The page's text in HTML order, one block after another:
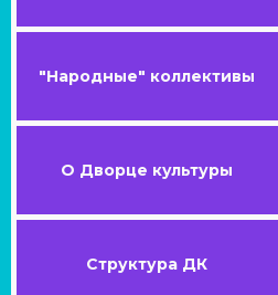
"Народные" коллективы
О Дворце культуры
Структура ДК